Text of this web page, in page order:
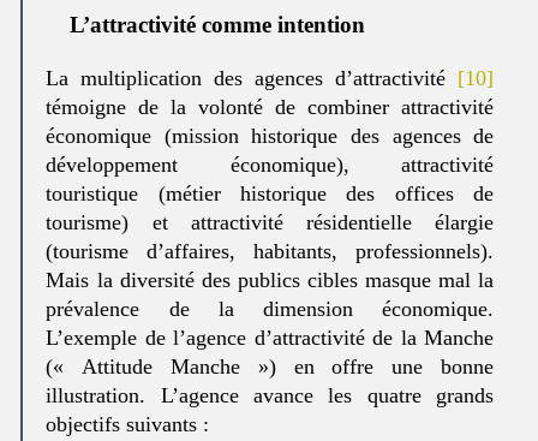
L’attractivité comme intention
La multiplication des agences d’attractivité [10]
témoigne de la volonté de combiner attractivité
économique (mission historique des agences de
développement économique), attractivité
touristique (métier historique des offices de
tourisme) et attractivité résidentielle élargie
(tourisme d’affaires, habitants, professionnels).
Mais la diversité des publics cibles masque mal la
prévalence de la dimension économique.
L’exemple de l’agence d’attractivité de la Manche
(« Attitude Manche ») en offre une bonne
illustration. L’agence avance les quatre grands
objectifs suivants :